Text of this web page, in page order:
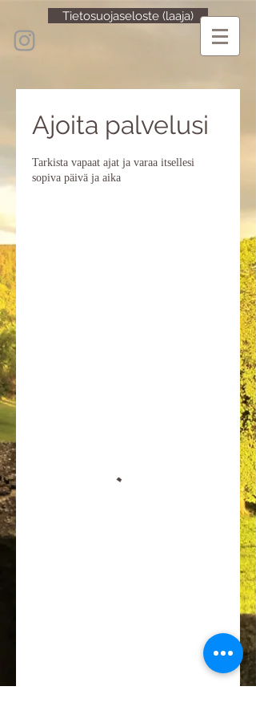
Tietosuojaseloste (laaja)
Ajoita palvelusi
Tarkista vapaat ajat ja varaa itsellesi
sopiva päivä ja aika